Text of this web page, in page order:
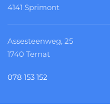
4141 Sprimont
Assesteenweg, 25
1740 Ternat
078 153 152